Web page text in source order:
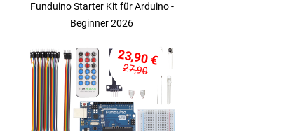
Funduino Starter Kit für Arduino -
Beginner 2026
23,90 €
27,90